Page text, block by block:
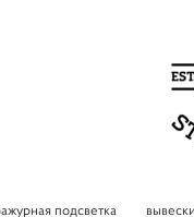
подсветка